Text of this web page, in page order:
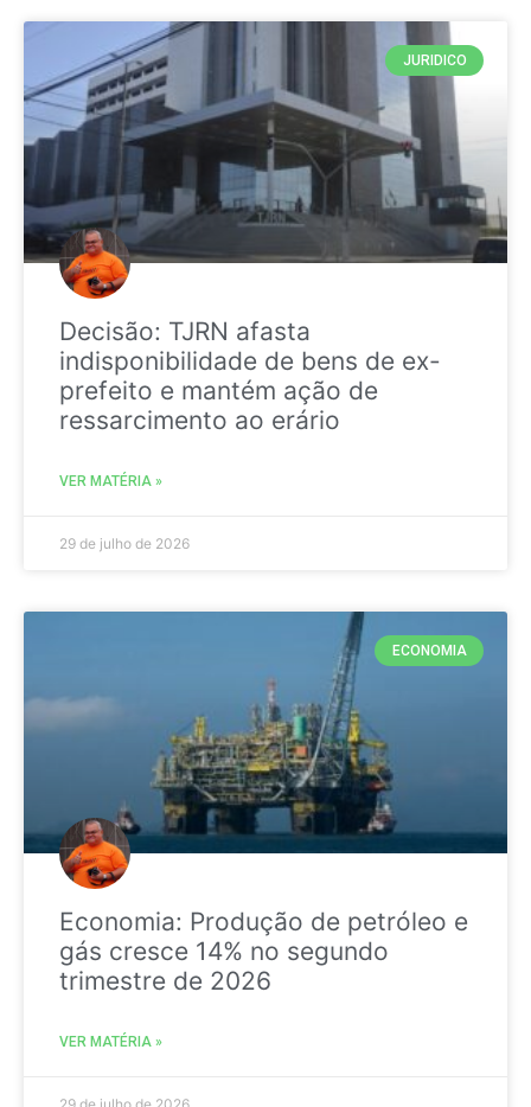
JURIDICO
Decisão: TJRN afasta
indisponibilidade de bens de ex-
prefeito e mantém ação de
ressarcimento ao erário
VER MATÉRIA »
29 de julho de 2026
ECONOMIA
Economia: Produção de petróleo e
gás cresce 14% no segundo
trimestre de 2026
VER MATÉRIA »